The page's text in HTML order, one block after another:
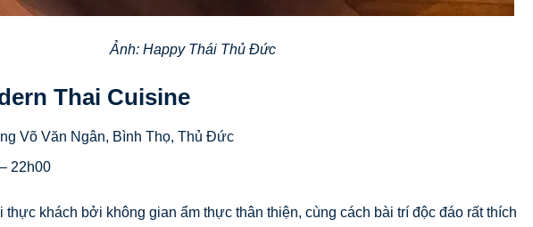
Ảnh: Happy Thái Thủ Đức
Thai Cuisine
Võ Văn Ngân, Bình Thọ, Thủ Đức
22h00
khách bởi không gian ẩm thực thân thiện, cùng cách bài trí độc đáo rất thích